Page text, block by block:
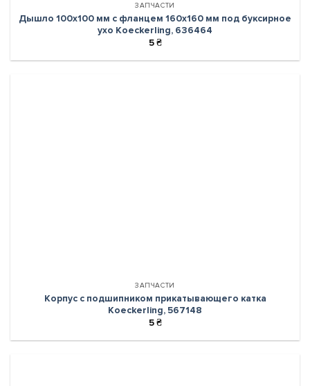
ЗАПЧАСТИ
Дышло 100х100 мм с фланцем 160х160 мм под буксирное
ухо Koeckerling, 636464
5₴
ЗАПЧАСТИ
Корпус с подшипником прикатывающего катка
Koeckerling, 567148
5₴